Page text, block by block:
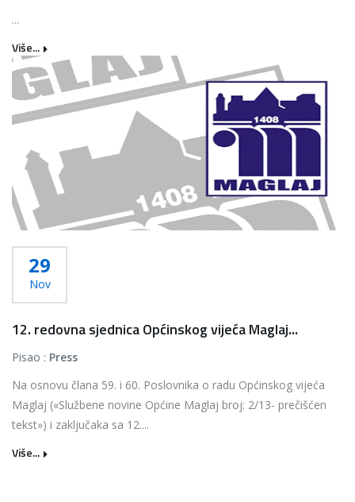
...
Više...
29
Nov
12. redovna sjednica Općinskog vijeća Maglaj...
Pisao : Press
Na osnovu člana 59. i 60. Poslovnika o radu Općinskog vijeća
Maglaj («Službene novine Općine Maglaj broj: 2/13- prečišćen
tekst») i zaključaka sa 12....
Više...